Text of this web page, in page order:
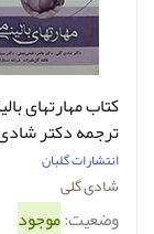
کتاب مهارتهای
ترجمه دکتر
همکاران
انتشارات گلبان
شادی گلی
وضعیت:موجود